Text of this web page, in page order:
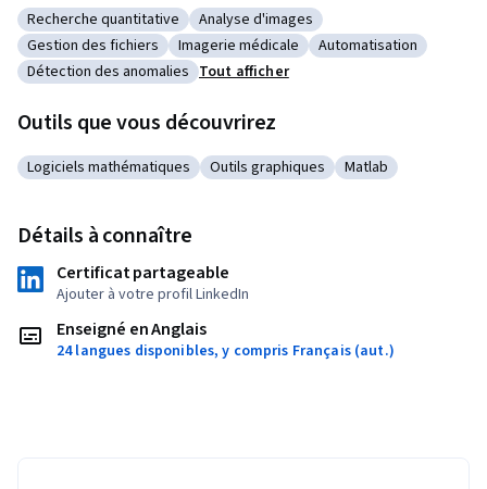
Catégorie : Recherche quantitative
Recherche quantitative Catégorie : Analyse d'images
Analyse d'images
Catégorie : Gestion des fichiers
Gestion des fichiers Catégorie : Imagerie médicale
Imagerie médicale Catégorie :
Automatisation
Catégorie : Détection des anomalies
Détection des anomalies Tout afficher
Outils que vous découvrirez
Catégorie : Logiciels mathématiques
Logiciels mathématiques Catégorie : Outils graphiques
Outils graphiques Catégorie : Matlab
Matlab
Détails à connaître
Certificat partageable
Ajouter à votre profil LinkedIn
Enseigné en Anglais
24 langues disponibles, y compris Français (aut.)